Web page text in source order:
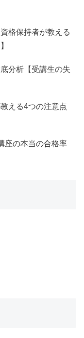
格保持者が教える
分析【受講生の失
える4つの注意点
座の本当の合格率